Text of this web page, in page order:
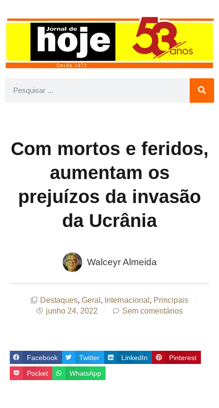
Com mortos e feridos,
aumentam os
prejuízos da invasão
da Ucrânia
Walceyr Almeida
Destaques, Geral , Internacional , Principais
junho 24, 2022
Sem comentários
Facebook Twitter LinkedIn Pinterest
Pocket WhatsApp